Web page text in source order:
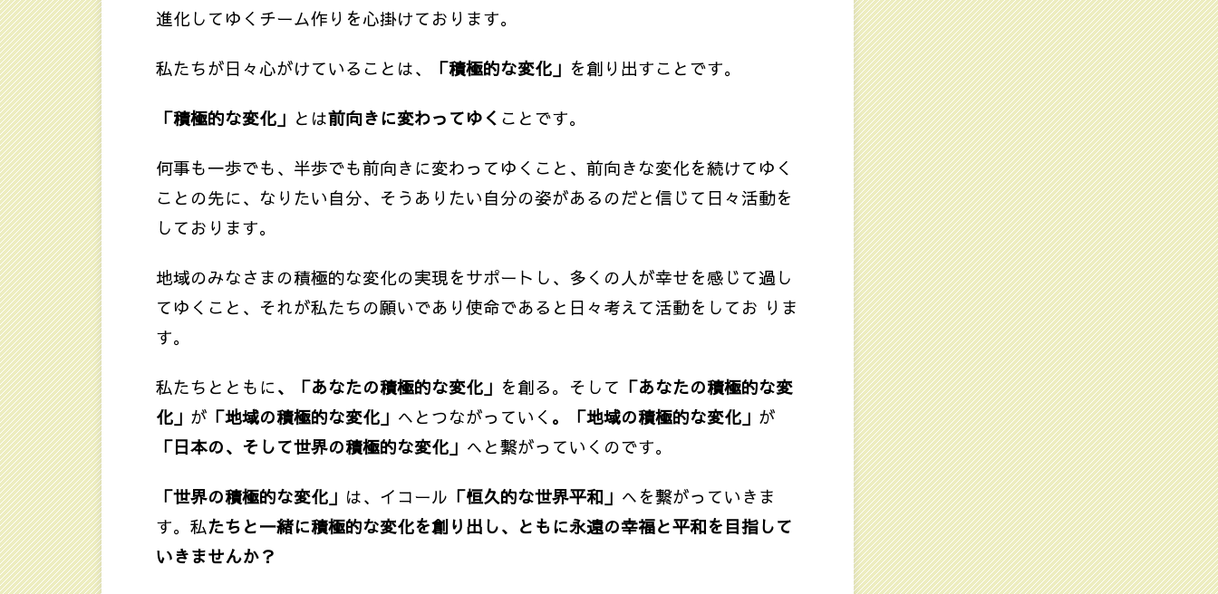
進化してゆくチーム作りを心掛けております。
私たちが日々心がけていることは、 「積極的な変化」 を創り出すことです。
「積極的な変化」 とは前向きに変わってゆく ことです。
何事も一歩でも、半歩でも前向きに変わってゆくこと、前向きな変化を続けてゆく
ことの先に、なりたい自分、そうありたい自分の姿があるのだと信じて日々活動を
しております。
地域のみなさまの積極的な変化の実現をサポートし、多くの人が幸せを感じて過し
てゆくこと、それが私たちの願いであり使命であると日々考えて活動をしてお りま
す。
私たちとともに、「あなたの積極的な変化」 を創る。そして 「あなたの積極的な変
化」 が 「地域の積極的な変化」 へとつながっていく 。「地域の積極的な変化」 が
「日本の、そして世界の積極的な変化」 へと繋がっていくのです。
「世界の積極的な変化」 は、イコール 「恒久的な世界平和」 へを繋がっていきま
す。私たちと一緒に積極的な変化を創り出し、ともに永遠の幸福と平和を目指して
いきませんか？